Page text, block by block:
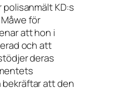
KD:s
för
att hon i
och att
deras
att den